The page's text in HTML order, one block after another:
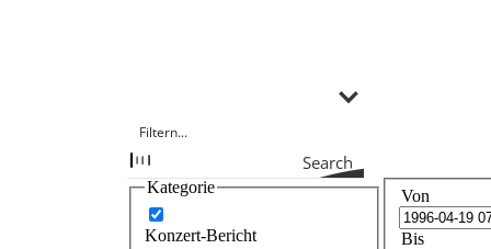
Search
Kategorie
Konzert-Bericht
Von
Bis